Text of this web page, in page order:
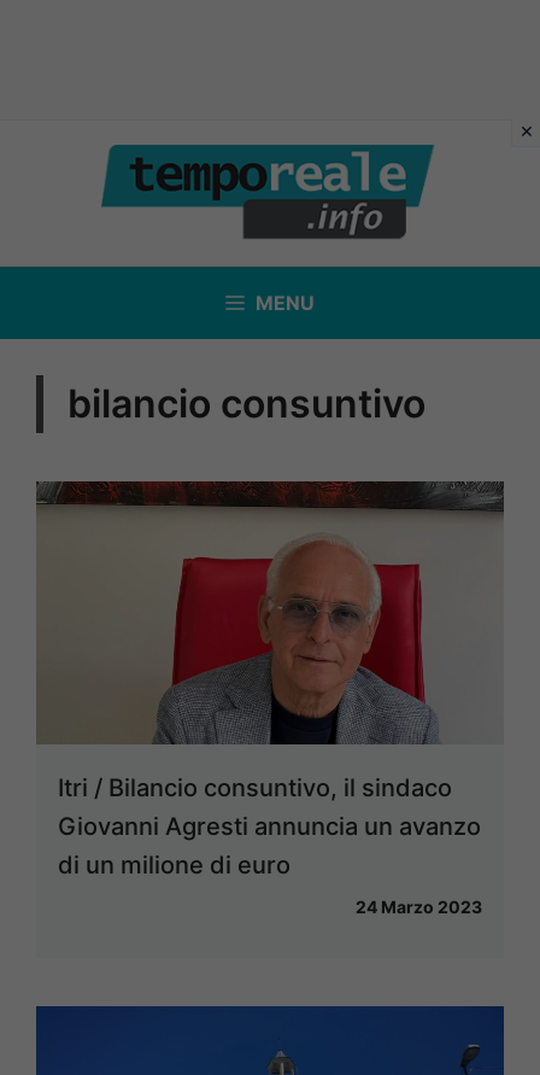
contenuto
MENU
bilancio consuntivo
Itri / Bilancio consuntivo, il sindaco
Giovanni Agresti annuncia un avanzo
di un milione di euro
24 Marzo 2023